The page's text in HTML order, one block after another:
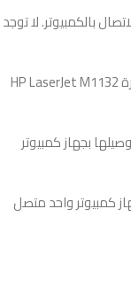
بالكمبيوتر. لا توجد
لا يمكن الطباعة من الهاتف أو الجهاز اللوحي مباشرة HP LaserJet M1132
بجهاز كمبيوتر
كمبيوتر واحد متصل